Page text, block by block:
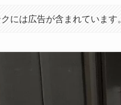
には広告が含まれています。